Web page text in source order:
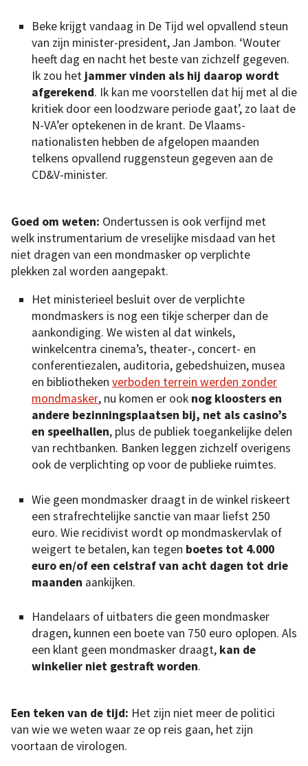
Beke krijgt vandaag in De Tijd wel opvallend steun
van zijn minister-president, Jan Jambon. ‘Wouter
heeft dag en nacht het beste van zichzelf gegeven.
Ik zou het jammer vinden als hij daarop wordt
afgerekend. Ik kan me voorstellen dat hij met al die
kritiek door een loodzware periode gaat’, zo laat de
N-VA’er optekenen in de krant. De Vlaams-
nationalisten hebben de afgelopen maanden
telkens opvallend ruggensteun gegeven aan de
CD&V-minister.
Goed om weten: Ondertussen is ook verfijnd met
welk instrumentarium de vreselijke misdaad van het
niet dragen van een mondmasker op verplichte
plekken zal worden aangepakt.
Het ministerieel besluit over de verplichte
mondmaskers is nog een tikje scherper dan de
aankondiging. We wisten al dat winkels,
winkelcentra cinema’s, theater-, concert- en
conferentiezalen, auditoria, gebedshuizen, musea
en bibliotheken verboden terrein werden zonder
mondmasker, nu komen er ook nog kloosters en
andere bezinningsplaatsen bij, net als casino’s
en speelhallen, plus de publiek toegankelijke delen
van rechtbanken. Banken leggen zichzelf overigens
ook de verplichting op voor de publieke ruimtes.
Wie geen mondmasker draagt in de winkel riskeert
een strafrechtelijke sanctie van maar liefst 250
euro. Wie recidivist wordt op mondmaskervlak of
weigert te betalen, kan tegen boetes tot 4.000
euro en/of een celstraf van acht dagen tot drie
maanden aankijken.
Handelaars of uitbaters die geen mondmasker
dragen, kunnen een boete van 750 euro oplopen. Als
een klant geen mondmasker draagt, kan de
winkelier niet gestraft worden.
Een teken van de tijd: Het zijn niet meer de politici
van wie we weten waar ze op reis gaan, het zijn
voortaan de virologen.